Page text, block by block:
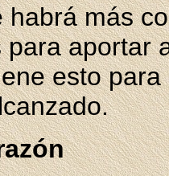
habrá más
para aportar
esto